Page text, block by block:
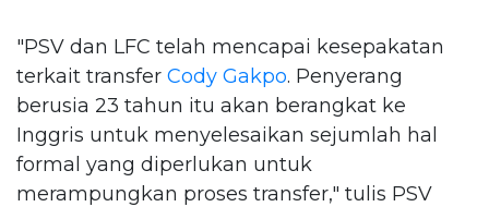
"PSV dan LFC telah mencapai kesepakatan
terkait transfer Cody Gakpo. Penyerang
berusia 23 tahun itu akan berangkat ke
Inggris untuk menyelesaikan sejumlah hal
formal yang diperlukan untuk
merampungkan proses transfer," tulis PSV